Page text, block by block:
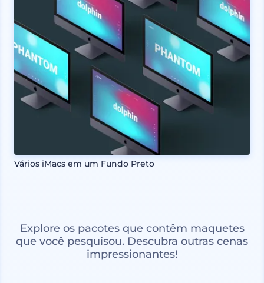
Vários iMacs em um Fundo Preto
Explore os pacotes que contêm maquetes
que você pesquisou. Descubra outras cenas
impressionantes!